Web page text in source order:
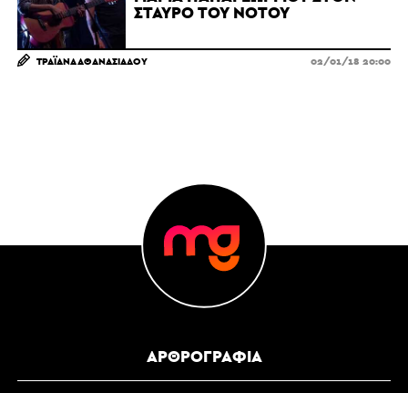
ΣΤΑΥΡΌ ΤΟΥ ΝΌΤΟΥ
ΤΡΑΪΆΝΑ ΑΘΑΝΑΣΙΆΔΟΥ 02/01/18 20:00
ΑΡΘΡΟΓΡΑΦΊΑ